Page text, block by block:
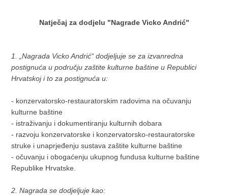
Natječaj za dodjelu "Nagrade Vicko Andrić"
1. „Nagrada Vicko Andrić“ dodjeljuje se za izvanredna
postignuća u području zaštite kulturne baštine u Republici
Hrvatskoj i to za postignuća u:
- konzervatorsko-restauratorskim radovima na očuvanju
kulturne baštine
- istraživanju i dokumentiranju kulturnih dobara
- razvoju konzervatorske i konzervatorsko-restauratorske
struke i unaprjeđenju sustava zaštite kulturne baštine
- očuvanju i obogaćenju ukupnog fundusa kulturne baštine
Republike Hrvatske.
2. Nagrada se dodjeljuje kao: